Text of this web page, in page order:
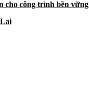
cho công trình bền vững